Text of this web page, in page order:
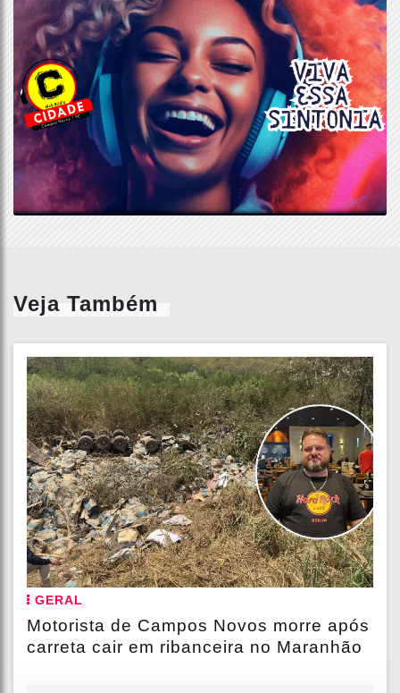
Veja Também
GERAL
Motorista de Campos Novos morre após
carreta cair em ribanceira no Maranhão